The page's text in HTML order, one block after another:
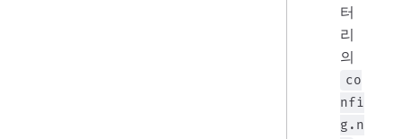
터
리
의
co
nfi
g.n